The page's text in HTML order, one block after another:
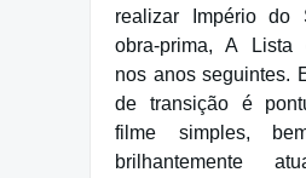
realizar Império do
obra-prima, A Lista
nos anos seguintes.
de transição é
filme simples,
brilhantemente